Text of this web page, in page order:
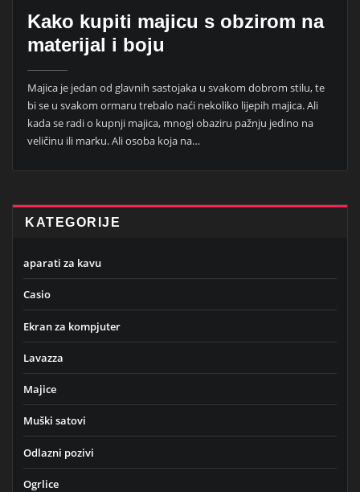
Kako kupiti majicu s obzirom na
materijal i boju
Majica je jedan od glavnih sastojaka u svakom dobrom stilu, te
bi se u svakom ormaru trebalo naći nekoliko lijepih majica. Ali
kada se radi o kupnji majica, mnogi obaziru pažnju jedino na
veličinu ili marku. Ali osoba koja na…
KATEGORIJE
aparati za kavu
Casio
Ekran za kompjuter
Lavazza
Majice
Muški satovi
Odlazni pozivi
Ogrlice